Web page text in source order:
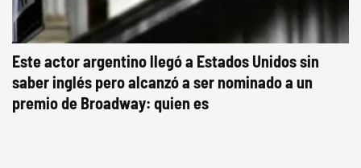
Este actor argentino llegó a Estados Unidos sin
saber inglés pero alcanzó a ser nominado a un
premio de Broadway: quien es